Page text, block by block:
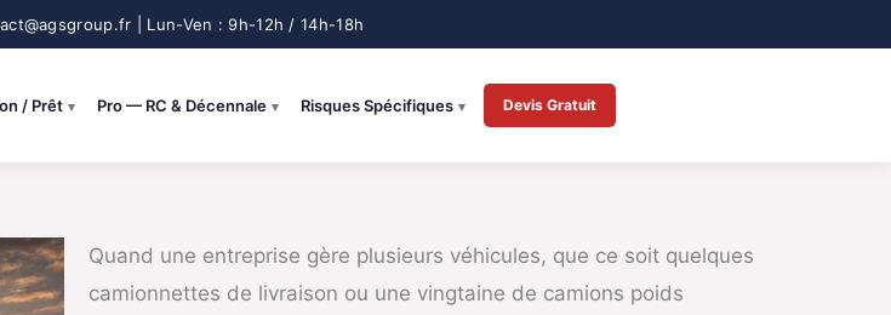
/ Prêt Pro — RC & Décennale Risques Spécifiques Devis Gratuit
Quand une entreprise gère plusieurs véhicules, que ce soit quelques
camionnettes de livraison ou une vingtaine de camions poids